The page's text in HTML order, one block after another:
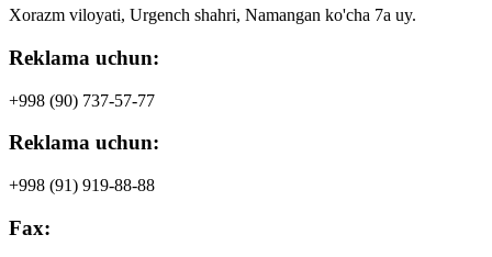
Xorazm viloyati, Urgench shahri, Namangan ko'cha 7a uy.
Reklama uchun:
+998 (90) 737-57-77
Reklama uchun:
+998 (91) 919-88-88
Fax: